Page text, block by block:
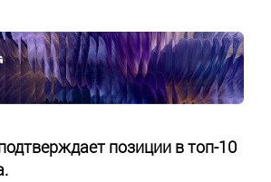
позиции в топ-10